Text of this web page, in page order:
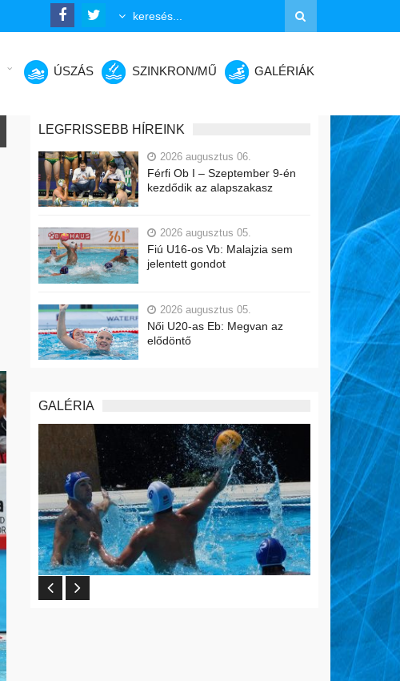
ÚSZÁS SZINKRON/MŰ GALÉRIÁK
LEGFRISSEBB HÍREINK
2026 augusztus 06.
Férfi Ob I – Szeptember 9-én
kezdődik az alapszakasz
2026 augusztus 05.
Fiú U16-os Vb: Malajzia sem
jelentett gondot
2026 augusztus 05.
Női U20-as Eb: Megvan az
elődöntő
GALÉRIA